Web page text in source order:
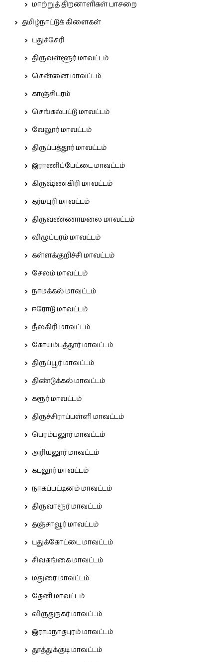
மாற்றுத் திறனாளிகள் பாசறை
தமிழ்நாட்டுக் கிளைகள்
புதுச்சேரி
திருவள்ளூர் மாவட்டம்
சென்னை மாவட்டம்
காஞ்சிபுரம்
செங்கல்பட்டு மாவட்டம்
வேலூர் மாவட்டம்
திருப்பத்தூர் மாவட்டம்
இராணிப்பேட்டை மாவட்டம்
கிருஷ்ணகிரி மாவட்டம்
தர்மபுரி மாவட்டம்
திருவண்ணாமலை மாவட்டம்
விழுப்புரம் மாவட்டம்
கள்ளக்குறிச்சி மாவட்டம்
சேலம் மாவட்டம்
நாமக்கல் மாவட்டம்
ஈரோடு மாவட்டம்
நீலகிரி மாவட்டம்
கோயம்புத்தூர் மாவட்டம்
திருப்பூர் மாவட்டம்
திண்டுக்கல் மாவட்டம்
கரூர் மாவட்டம்
திருச்சிராப்பள்ளி மாவட்டம்
பெரம்பலூர் மாவட்டம்
அரியலூர் மாவட்டம்
கடலூர் மாவட்டம்
நாகப்பட்டினம் மாவட்டம்
திருவாரூர் மாவட்டம்
தஞ்சாவூர் மாவட்டம்
புதுக்கோட்டை மாவட்டம்
சிவகங்கை மாவட்டம்
மதுரை மாவட்டம்
தேனி மாவட்டம்
விருதுநகர் மாவட்டம்
இராமநாதபுரம் மாவட்டம்
தூத்துக்குடி மாவட்டம்